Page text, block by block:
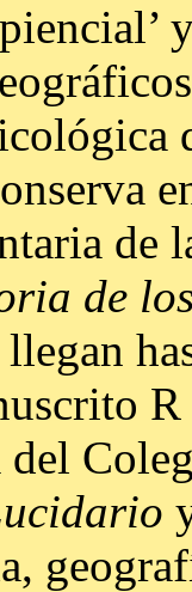
de
de
llegan